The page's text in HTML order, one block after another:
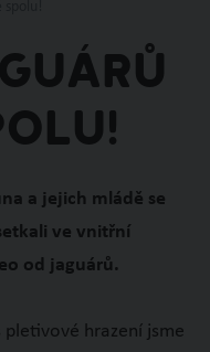
a jejich mládě se
ve vnitřní
od jaguárů.
pletivové hrazení jsme